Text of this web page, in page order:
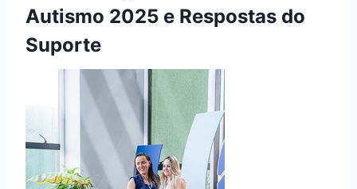
Autismo 2025 e Respostas do
Suporte